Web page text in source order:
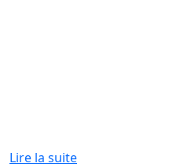
Lire la suite